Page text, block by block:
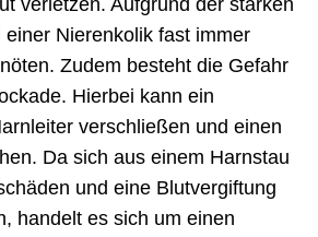
verletzen. Aufgrund der starken
Nierenkolik fast immer
Zudem besteht die Gefahr
Hierbei kann ein
verschließen und einen
Da sich aus einem Harnstau
und eine Blutvergiftung
handelt es sich um einen